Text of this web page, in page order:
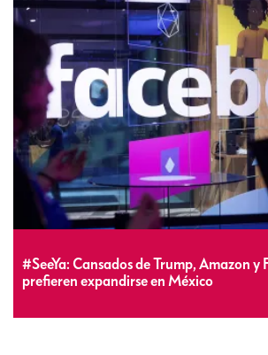
#SeeYa: Cansados de Trump, Amazon y
prefieren expandirse en México